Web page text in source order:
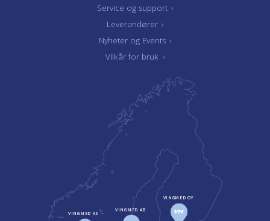
Service og support ›
Leverandører ›
Nyheter og Events ›
Vilkår for bruk ›
VINGMED AS
VINGMED AB
VINGMED OY